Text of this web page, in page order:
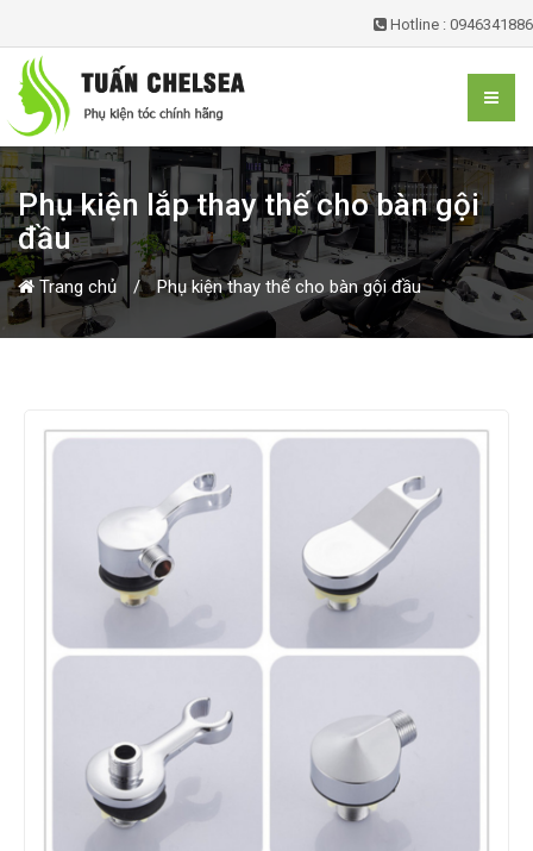
Hotline : 0946341886
Phụ kiện lắp thay thế cho bàn gội
đầu
Trang chủ Phụ kiện thay thế cho bàn gội đầu